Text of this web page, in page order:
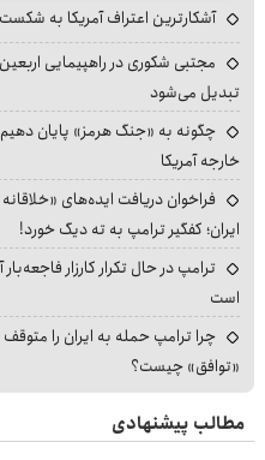
آشکارترین اعتراف آمریکا به شکست
مجتبی شکوری در راهپیمایی
تبدیل می‌شود
چگونه به «جنگ هرمز» پایان
خارجه آمریکا
فراخوان دریافت ایده‌های
ایران؛ کفگیر ترامپ به ته دیگ خورد!
ترامپ در حال تکرار کارزار
است
چرا ترامپ حمله به ایران را متوقف
«توافق» چیست؟
مطالب پیشنهادی